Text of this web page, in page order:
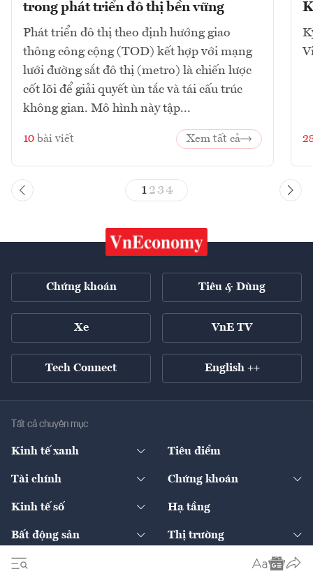
trong phát triển đô thị bền vững
Phát triển đô thị theo định hướng giao
thông công cộng (TOD) kết hợp với mạng
lưới đường sắt đô thị (metro) là chiến lược
cốt lõi để giải quyết ùn tắc và tái cấu trúc
không gian. Mô hình này tập...
10 bài viết Xem tất cả
1 23 4
Chứng khoán Tiêu & Dùng
Xe VnE TV
Tech Connect English ++
Tất cả chuyên mục
Kinh tế xanh
Diễn đàn
Tiêu điểm
Tài chính
Ngân hàng
Thuế
Bảo hiểm
Chứng khoán
Doanh nghiệp niêm yết
Đầu tư
Kinh tế số
Sản phẩm - Thị trường
Hạ tầng
Bất động sản
Chính sách
Thị trường
Thế giới